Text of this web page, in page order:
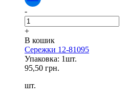
NEW
-
+
В кошик
Сережки 12-81095
Упаковка: 1шт.
95,50 грн.
шт.